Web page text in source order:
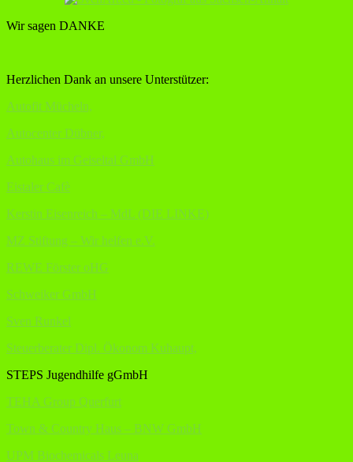
Wir sagen DANKE
Herzlichen Dank an unsere Unterstützer:
Autofit Mücheln,
Autocenter Dübner,
Autohaus im Geiseltal GmbH
Eistaler Cafè
Kerstin Eisenreich – MdL (DIE LINKE)
MZ Stiftung – Wir helfen e.V.
REWE Förster oHG
Schweiker GmbH
Sven Runkel
Steuerberater Dipl. Ökonom Kuhaupt,
STEPS Jugendhilfe gGmbH
TEHA Group Querfurt
Town & Country Haus – BNW GmbH
UPM Biochemicals Leuna